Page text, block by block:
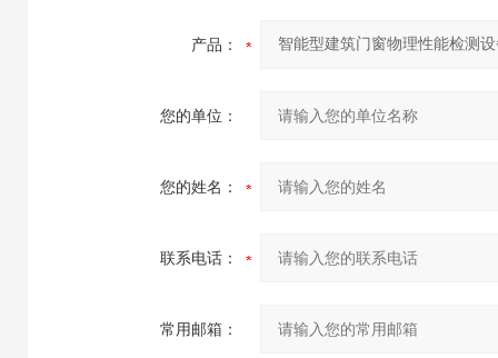
产品：
您的单位：
您的姓名：
联系电话：
常用邮箱：